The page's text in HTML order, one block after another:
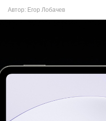
Автор: Егор Лобачев